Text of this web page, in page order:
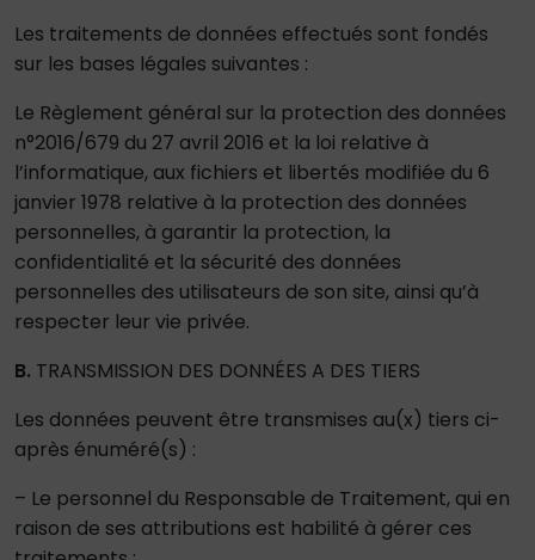
Les traitements de données effectués sont fondés
sur les bases légales suivantes :
Le Règlement général sur la protection des données
n°2016/679 du 27 avril 2016 et la loi relative à
l’informatique, aux fichiers et libertés modifiée du 6
janvier 1978 relative à la protection des données
personnelles, à garantir la protection, la
confidentialité et la sécurité des données
personnelles des utilisateurs de son site, ainsi qu’à
respecter leur vie privée.
B. TRANSMISSION DES DONNÉES A DES TIERS
Les données peuvent être transmises au(x) tiers ci-
après énuméré(s) :
– Le personnel du Responsable de Traitement, qui en
raison de ses attributions est habilité à gérer ces